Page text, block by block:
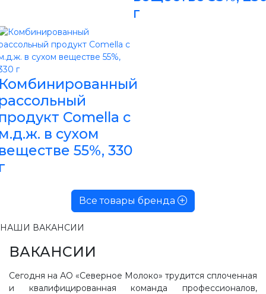
г
Comella с
в сухом
55%, 330
Все товары бренда
НАШИ ВАКАНСИИ
ВАКАНСИИ
Сегодня на АО «Северное Молоко» трудится сплоченная
и квалифицированная команда профессионалов,